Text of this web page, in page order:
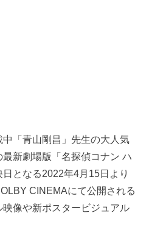
「青山剛昌」先生の大人気
新劇場版「名探偵コナン ハ
となる2022年4月15日より
CINEMAにて公開される
像や新ポスタービジュアル